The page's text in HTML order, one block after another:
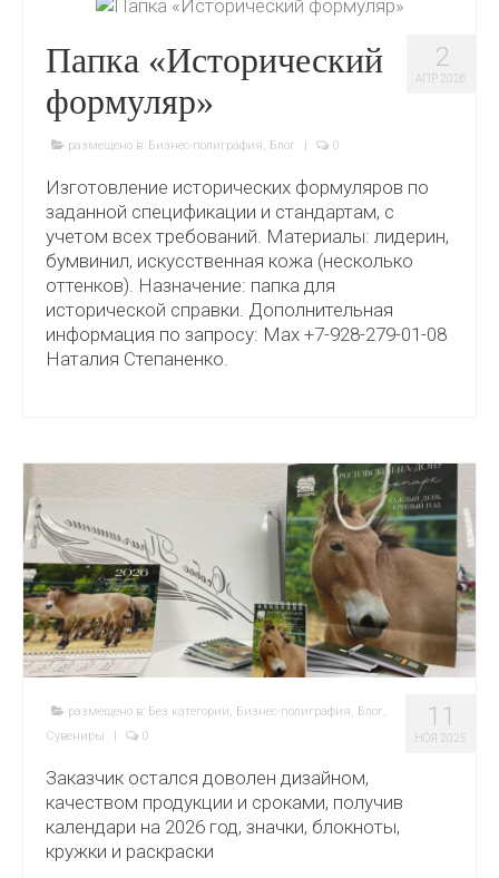
2
АПР 2026
Папка «Исторический
формуляр»
размещено в: Бизнес-полиграфия, Блог 0
Изготовление исторических формуляров по
заданной спецификации и стандартам, с
учетом всех требований. Материалы: лидерин,
бумвинил, искусственная кожа (несколько
оттенков). Назначение: папка для
исторической справки. Дополнительная
информация по запросу: Мах +7-928-279-01-08
Наталия Степаненко.
11
НОЯ 2025
размещено в: Без категории, Бизнес-полиграфия, Блог,
Сувениры
0
Заказчик остался доволен дизайном,
качеством продукции и сроками, получив
календари на 2026 год, значки, блокноты,
кружки и раскраски